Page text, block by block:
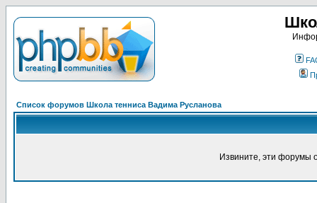
Список форумов Школа тенниса Вадима Русланова
Извините, эти форумы